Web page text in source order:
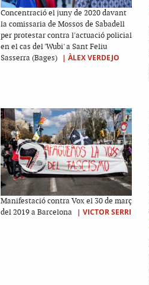
Concentració el juny de 2020 davant
la comissaria de Mossos de Sabadell
per protestar contra l'actuació policial
en el cas del 'Wubi' a Sant Feliu
Sasserra (Bages)
| ÀLEX VERDEJO
Manifestació contra Vox el 30 de març
del 2019 a Barcelona
| VICTOR SERRI